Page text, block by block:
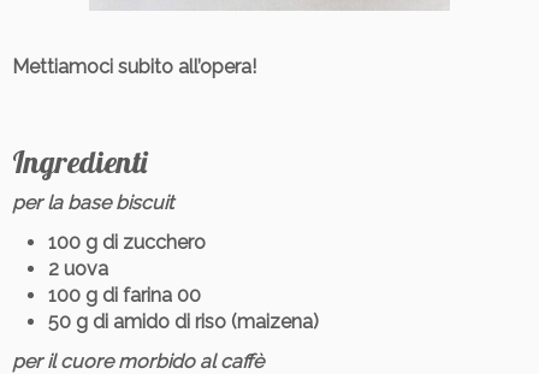
Mettiamoci subito all’opera!
Ingredienti
per la base biscuit
100 g di zucchero
2 uova
100 g di farina 00
50 g di amido di riso (maizena)
per il cuore morbido al caffè